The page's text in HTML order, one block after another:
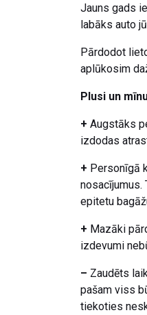
Jauns gads
labāks auto
Pārdodot
aplūkosim
Plusi un
+ Augstāks
izdodas
+ Personīgā
epitetu
+ Mazāki
izdevumi
– Zaudēts
pašam viss
tiekoties